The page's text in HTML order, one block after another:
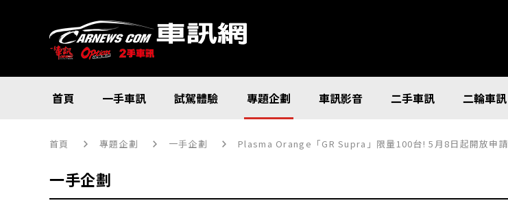
首頁 一手車訊 試駕體驗 專題企劃 車訊影音 二手車訊 二輪車訊
首頁 專題企劃 一手企劃 Plasma Orange「GR Supra」限量100台! 5月8日起開放申請
一手企劃